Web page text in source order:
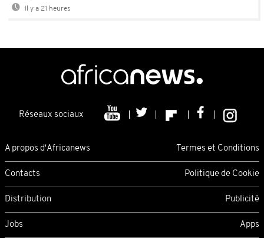
Il y a 21 heures
Réseaux sociaux
A propos d'Africanews Termes et Conditions
Contacts Politique de Cookie
Distribution Publicité
Jobs Apps